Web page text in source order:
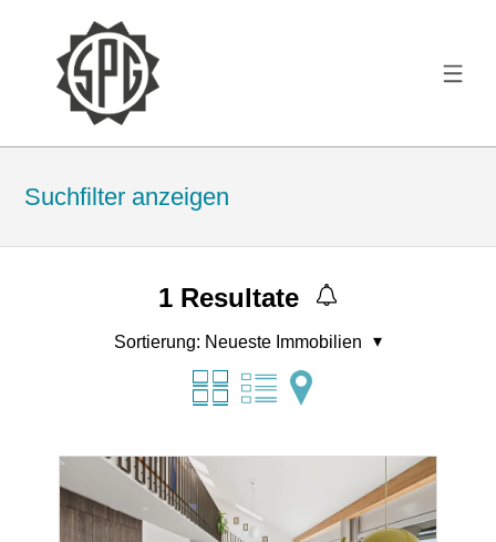
Suchfilter anzeigen
1Resultate
Sortierung: Neueste Immobilien